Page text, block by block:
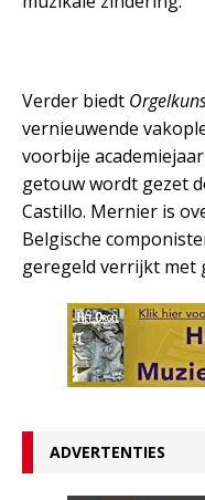
Verder biedt
vernieuwende
voorbije
getouw wordt gezet
Castillo. Mernier is
Belgische
geregeld verrijkt met
ADVERTENTIES